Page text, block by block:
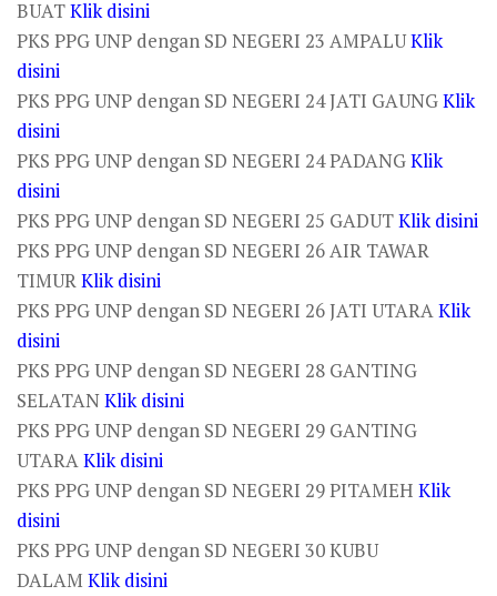
BUATKlik disini
PKS PPG UNP dengan SD NEGERI 23 AMPALUKlik
disini
PKS PPG UNP dengan SD NEGERI 24 JATI GAUNGKlik
disini
PKS PPG UNP dengan SD NEGERI 24 PADANGKlik
disini
PKS PPG UNP dengan SD NEGERI 25 GADUTKlik disini
PKS PPG UNP dengan SD NEGERI 26 AIR TAWAR
TIMURKlik disini
PKS PPG UNP dengan SD NEGERI 26 JATI UTARAKlik
disini
PKS PPG UNP dengan SD NEGERI 28 GANTING
SELATANKlik disini
PKS PPG UNP dengan SD NEGERI 29 GANTING
UTARAKlik disini
PKS PPG UNP dengan SD NEGERI 29 PITAMEH Klik
disini
PKS PPG UNP dengan SD NEGERI 30 KUBU
DALAM Klik disini